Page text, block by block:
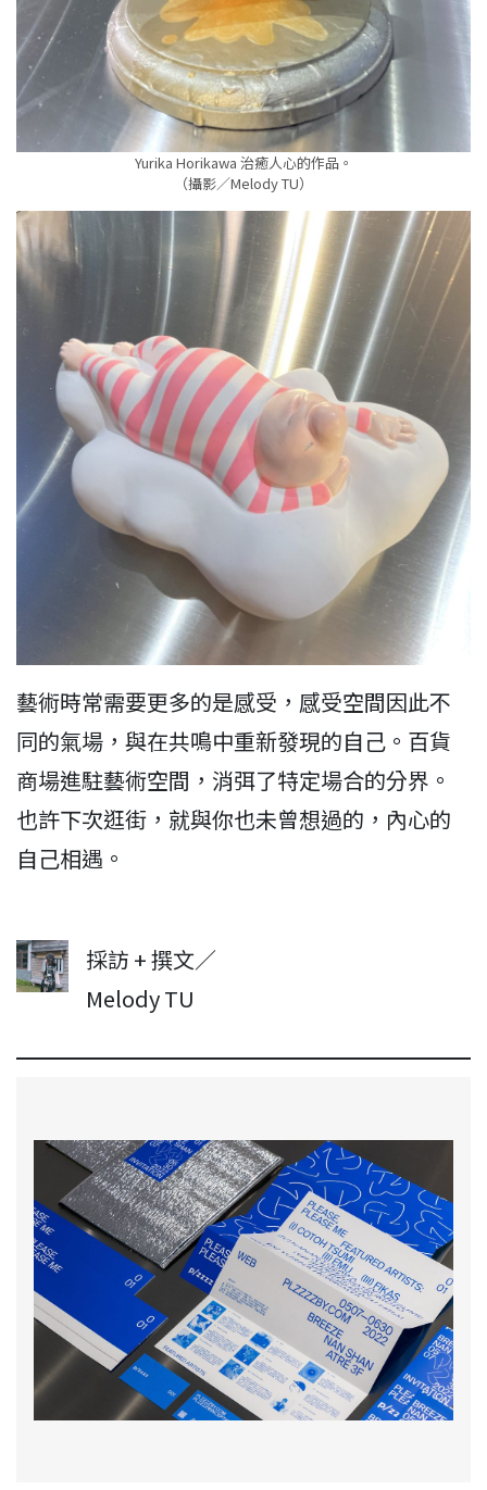
Yurika Horikawa 治癒人心的作品。
（攝影／Melody TU）
藝術時常需要更多的是感受，感受空間因此不
同的氣場，與在共鳴中重新發現的自己。百貨
商場進駐藝術空間，消弭了特定場合的分界。
也許下次逛街，就與你也未曾想過的，內心的
自己相遇。
採訪 + 撰文／
Melody TU